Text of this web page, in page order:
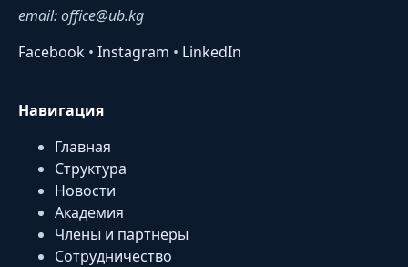
email: office@ub.kg
Facebook • Instagram • LinkedIn
Навигация
Главная
Структура
Новости
Академия
Члены и партнеры
Сотрудничество